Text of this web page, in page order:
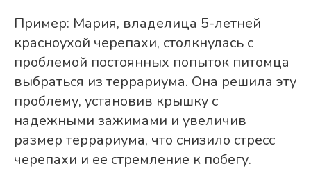
Пример: Мария, владелица 5-летней
красноухой черепахи, столкнулась с
проблемой постоянных попыток питомца
выбраться из террариума. Она решила эту
проблему, установив крышку с
надежными зажимами и увеличив
размер террариума, что снизило стресс
черепахи и ее стремление к побегу.